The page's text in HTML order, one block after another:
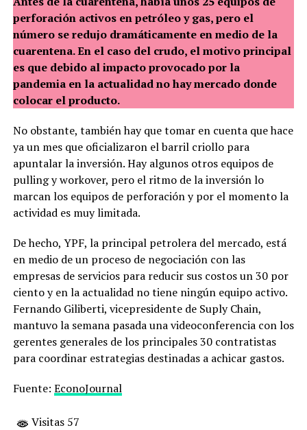
perforación activos en petróleo y gas, pero el
número se redujo dramáticamente en medio de la
cuarentena. En el caso del crudo, el motivo principal
es que debido al impacto provocado por la
pandemia en la actualidad no hay mercado donde
colocar el producto.
No obstante, también hay que tomar en cuenta que hace
ya un mes que oficializaron el barril criollo para
apuntalar la inversión. Hay algunos otros equipos de
pulling y workover, pero el ritmo de la inversión lo
marcan los equipos de perforación y por el momento la
actividad es muy limitada.
De hecho, YPF, la principal petrolera del mercado, está
en medio de un proceso de negociación con las
empresas de servicios para reducir sus costos un 30 por
ciento y en la actualidad no tiene ningún equipo activo.
Fernando Giliberti, vicepresidente de Suply Chain,
mantuvo la semana pasada una videoconferencia con los
gerentes generales de los principales 30 contratistas
para coordinar estrategias destinadas a achicar gastos.
Fuente: EconoJournal
Visitas 57